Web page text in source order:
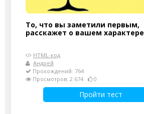
То, что вы заметили первым,
расскажет о вашем характере
HTML-код
Андрей
Прохождений: 764
Просмотров: 2 674
0
Пройти тест